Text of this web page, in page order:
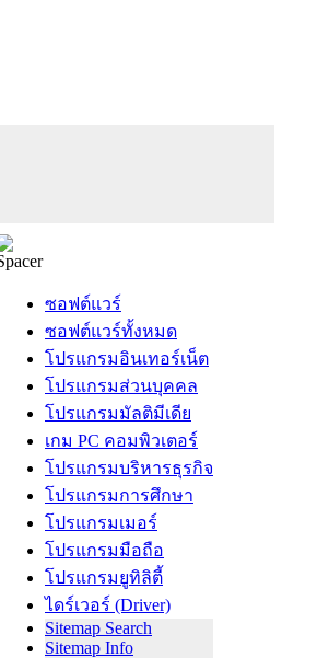
ซอฟต์แวร์
ซอฟต์แวร์ทั้งหมด
โปรแกรมอินเทอร์เน็ต
โปรแกรมส่วนบุคคล
โปรแกรมมัลติมีเดีย
เกม PC คอมพิวเตอร์
โปรแกรมบริหารธุรกิจ
โปรแกรมการศึกษา
โปรแกรมเมอร์
โปรแกรมมือถือ
โปรแกรมยูทิลิตี้
ไดร์เวอร์ (Driver)
Sitemap Search
Sitemap Info